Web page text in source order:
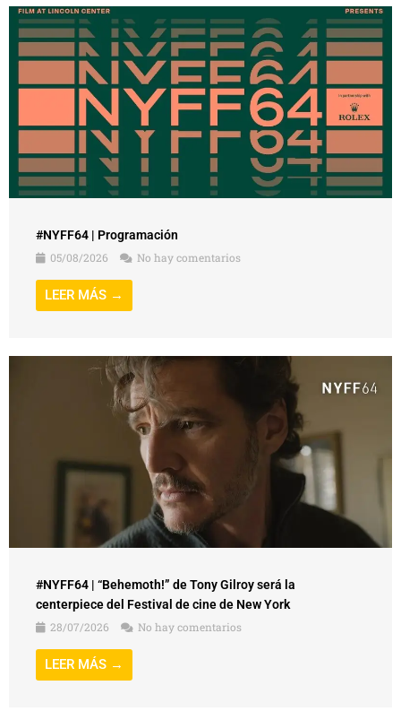
#NYFF64 | Programación
05/08/2026
No hay comentarios
LEER MÁS →
#NYFF64 | “Behemoth!” de Tony Gilroy será la
centerpiece del Festival de cine de New York
28/07/2026
No hay comentarios
LEER MÁS →